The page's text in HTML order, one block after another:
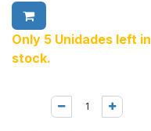
Only 5 Unidades left in
stock.